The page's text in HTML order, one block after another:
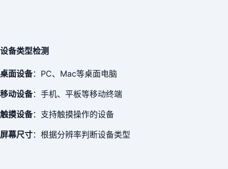
设备类型检测
桌面设备：PC、Mac等桌面电脑
移动设备：手机、平板等移动终端
触摸设备：支持触摸操作的设备
屏幕尺寸：根据分辨率判断设备类型